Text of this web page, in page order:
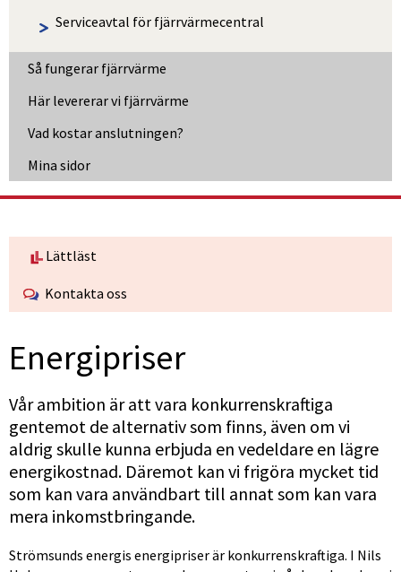
Serviceavtal för fjärrvärmecentral
Så fungerar fjärrvärme
Här levererar vi fjärrvärme
Vad kostar anslutningen?
Mina sidor
Lättläst
Kontakta oss
Energipriser
Vår ambition är att vara konkurrenskraftiga
gentemot de alternativ som finns, även om vi
aldrig skulle kunna erbjuda en vedeldare en lägre
energikostnad. Däremot kan vi frigöra mycket tid
som kan vara användbart till annat som kan vara
mera inkomstbringande.
Strömsunds energis energipriser är konkurrenskraftiga. I Nils